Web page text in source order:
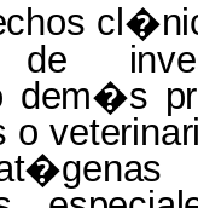
de
dem�s
o